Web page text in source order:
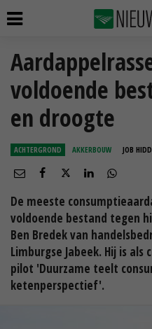
voldoende
en droogte
ACHTERGROND AKKERBOUW JOB
De meeste
voldoende bestand tegen
Ben Bredek van
Limburgse Jabeek. Hij is
pilot 'Duurzame teelt
ketenperspectief'.